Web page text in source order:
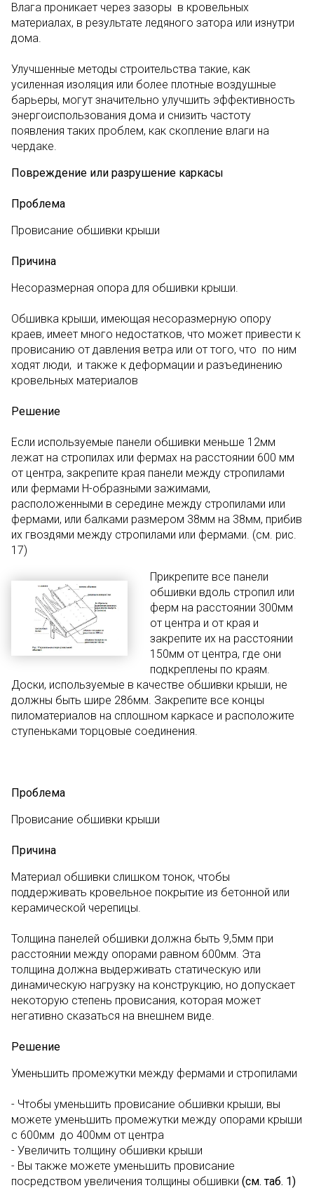
Влага проникает через зазоры в кровельных
материалах, в результате ледяного затора или изнутри
дома.
Улучшенные методы строительства такие, как
усиленная изоляция или более плотные воздушные
барьеры, могут значительно улучшить эффективность
энергоиспользования дома и снизить частоту
появления таких проблем, как скопление влаги на
чердаке.
Повреждение или разрушение каркасы
Проблема
Провисание обшивки крыши
Причина
Несоразмерная опора для обшивки крыши.
Обшивка крыши, имеющая несоразмерную опору
краев, имеет много недостатков, что может привести к
провисанию от давления ветра или от того, что по ним
ходят люди, и также к деформации и разъединению
кровельных материалов
Решение
Если используемые панели обшивки меньше 12мм
лежат на стропилах или фермах на расстоянии 600 мм
от центра, закрепите края панели между стропилами
или фермами Н-образными зажимами,
расположенными в середине между стропилами или
фермами, или балками размером 38мм на 38мм, прибив
их гвоздями между стропилами или фермами. (см. рис.
17)
Прикрепите все панели
обшивки вдоль стропил или
ферм на расстоянии 300мм
от центра и от края и
закрепите их на расстоянии
150мм от центра, где они
подкреплены по краям.
Доски, используемые в качестве обшивки крыши, не
должны быть шире 286мм. Закрепите все концы
пиломатериалов на сплошном каркасе и расположите
ступеньками торцовые соединения.
Проблема
Провисание обшивки крыши
Причина
Материал обшивки слишком тонок, чтобы
поддерживать кровельное покрытие из бетонной или
керамической черепицы.
Толщина панелей обшивки должна быть 9,5мм при
расстоянии между опорами равном 600мм. Эта
толщина должна выдерживать статическую или
динамическую нагрузку на конструкцию, но допускает
некоторую степень провисания, которая может
негативно сказаться на внешнем виде.
Решение
Уменьшить промежутки между фермами и стропилами
- Чтобы уменьшить провисание обшивки крыши, вы
можете уменьшить промежутки между опорами крыши
с 600мм до 400мм от центра
- Увеличить толщину обшивки крыши
- Вы также можете уменьшить провисание
посредством увеличения толщины обшивки (см. таб. 1)